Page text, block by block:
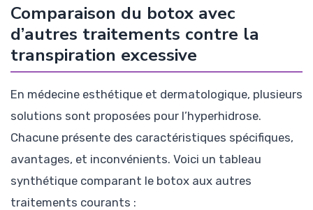
Comparaison du botox avec
d’autres traitements contre la
transpiration excessive
En médecine esthétique et dermatologique, plusieurs
solutions sont proposées pour l’hyperhidrose.
Chacune présente des caractéristiques spécifiques,
avantages, et inconvénients. Voici un tableau
synthétique comparant le botox aux autres
traitements courants :